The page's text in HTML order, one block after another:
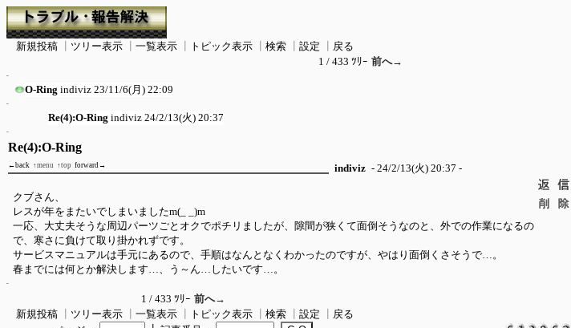
新規投稿 ツリー表示 一覧表示 トピック表示 検索 設定
戻る
1 / 433 ﾂﾘｰ 前へ→
O-Ring indiviz 23/11/6(月) 22:09
Re(4):O-Ring indiviz 24/2/13(火) 20:37
Re(4):O-Ring
←back ↑menu ↑top forward→ indiviz - 24/2/13(火) 20:37 -
クブさん、
レスが年をまたいでしまいましたm(_ _)m
一応、大丈夫そうな周辺パーツごとオクでポチリましたが、隙間が狭くて面倒そうなのと、外での作業になるの
で、寒さに負けて取り掛かれずです。
サービスマニュアルは手元にあるので、手順はなんとなくわかったのですが、やはり面倒くさそうで…。
春までには何とか解決します…、う～ん…したいです…。
1 / 433 ﾂﾘｰ 前へ→
新規投稿
ツリー表示 一覧表示 トピック表示 検索 設定
戻る